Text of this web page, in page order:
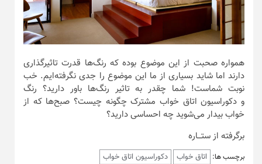
همواره صحبت از این موضوع بوده که رنگ‌ها قدرت تاثیرگذاری
دارند اما شاید بسیاری از ما این موضوع را جدی نگرفته‌ایم. خب
نوبت شماست! شما چقدر به تاثیر رنگ‌ها باور دارید؟ رنگ
و دکوراسیون اتاق خواب‌ مشترک چگونه چیست؟ صبح‌ها که از
خواب بیدار می‌شوید چه احساسی دارید؟
برگرفته از ستـــاره
برچسب ها: اتاق خواب دکوراسیون اتاق خواب